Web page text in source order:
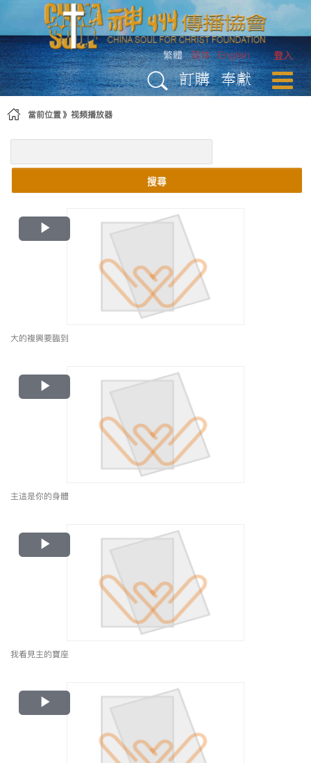
略過到內容
登入
繁體 简体 English
訂購 奉獻
當前位置 视频播放器
搜尋
Play
Video
大的複興要臨到
Play
Video
主這是你的身體
Play
Video
我看見主的寶座
Play
Video